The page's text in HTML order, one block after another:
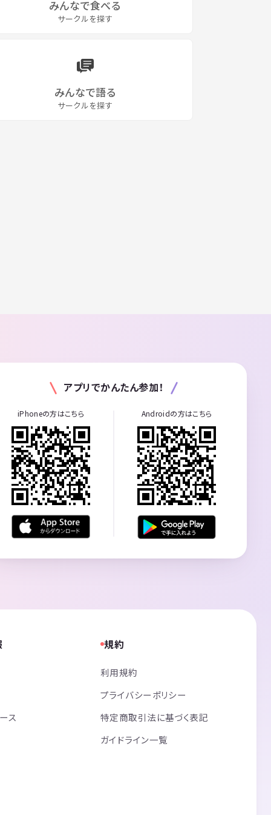
みんなで食べる
サークルを探す
みんなで語る
サークルを探す
アプリでかんたん参加！
iPhoneの方はこちら Androidの方はこちら
ス
規約
利用規約
プライバシーポリシー
特定商取引法に基づく表記
ガイドライン一覧